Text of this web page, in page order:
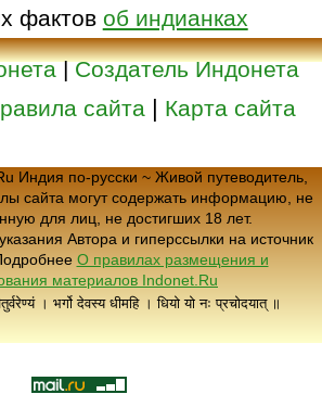
фактов об индианках
|Создатель Индонета
сайта | Карта сайта
Индия по-русски ~ Живой путеводитель,
сайта могут содержать информацию, не
для лиц, не достигших 18 лет.
Автора и гиперссылки на источник
О правилах размещения и
материалов Indonet.Ru
। भर्गो देवस्य धीमहि । धियो यो नः प्रचोदयात् ॥